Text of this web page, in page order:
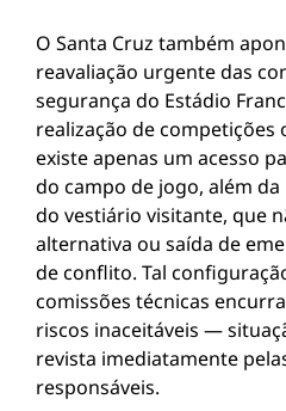
O Santa Cruz também
reavaliação urgente das
segurança do Estádio
realização de competições
existe apenas um acesso
do campo de jogo, além
do vestiário visitante, que
alternativa ou saída de
de conflito. Tal
comissões técnicas
riscos inaceitáveis —
revista imediatamente
responsáveis.